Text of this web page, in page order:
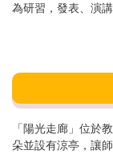
為研習，發表、演
「陽光走廊」位於
朵並設有涼亭，讓